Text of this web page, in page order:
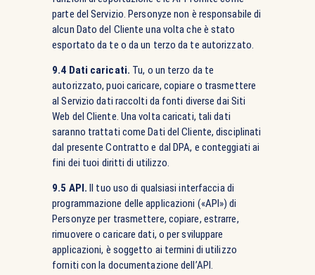
parte del Servizio. Personyze non è responsabile di
alcun Dato del Cliente una volta che è stato
esportato da te o da un terzo da te autorizzato.
9.4 Dati caricati. Tu, o un terzo da te
autorizzato, puoi caricare, copiare o trasmettere
al Servizio dati raccolti da fonti diverse dai Siti
Web del Cliente. Una volta caricati, tali dati
saranno trattati come Dati del Cliente, disciplinati
dal presente Contratto e dal DPA, e conteggiati ai
fini dei tuoi diritti di utilizzo.
9.5 API. Il tuo uso di qualsiasi interfaccia di
programmazione delle applicazioni («API») di
Personyze per trasmettere, copiare, estrarre,
rimuovere o caricare dati, o per sviluppare
applicazioni, è soggetto ai termini di utilizzo
forniti con la documentazione dell’API.